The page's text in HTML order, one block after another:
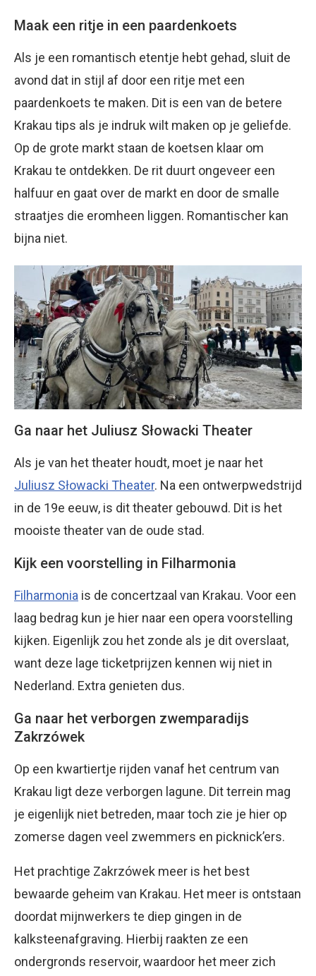
Maak een ritje in een paardenkoets
Als je een romantisch etentje hebt gehad, sluit de
avond dat in stijl af door een ritje met een
paardenkoets te maken. Dit is een van de betere
Krakau tips als je indruk wilt maken op je geliefde.
Op de grote markt staan de koetsen klaar om
Krakau te ontdekken. De rit duurt ongeveer een
halfuur en gaat over de markt en door de smalle
straatjes die eromheen liggen. Romantischer kan
bijna niet.
Ga naar het Juliusz Słowacki Theater
Als je van het theater houdt, moet je naar het
Juliusz Słowacki Theater. Na een ontwerpwedstrijd
in de 19e eeuw, is dit theater gebouwd. Dit is het
mooiste theater van de oude stad.
Kijk een voorstelling in Filharmonia
Filharmonia is de concertzaal van Krakau. Voor een
laag bedrag kun je hier naar een opera voorstelling
kijken. Eigenlijk zou het zonde als je dit overslaat,
want deze lage ticketprijzen kennen wij niet in
Nederland. Extra genieten dus.
Ga naar het verborgen zwemparadijs
Zakrzówek
Op een kwartiertje rijden vanaf het centrum van
Krakau ligt deze verborgen lagune. Dit terrein mag
je eigenlijk niet betreden, maar toch zie je hier op
zomerse dagen veel zwemmers en picknick’ers.
Het prachtige Zakrzówek meer is het best
bewaarde geheim van Krakau. Het meer is ontstaan
doordat mijnwerkers te diep gingen in de
kalksteenafgraving. Hierbij raakten ze een
ondergronds reservoir, waardoor het meer zich